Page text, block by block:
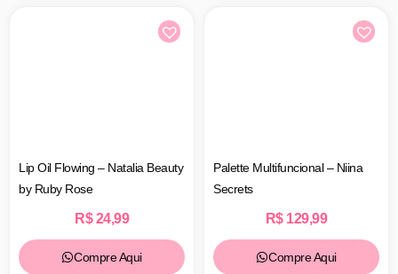
Lip Oil Flowing – Natalia Beauty
by Ruby Rose
R$24,99
Compre Aqui
Palette Multifuncional – Niina
Secrets
R$129,99
Compre Aqui